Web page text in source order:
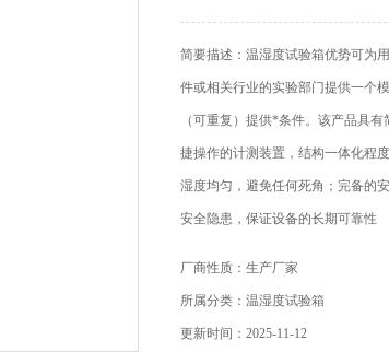
简要描述：温湿度试验箱优势可为
件或相关行业的实验部门提供一个
（可重复）提供*条件。该产品具
捷操作的计测装置，结构一体化程
湿度均匀，避免任何死角；完备的
安全隐患，保证设备的长期可靠性
厂商性质：生产厂家
所属分类：温湿度试验箱
更新时间：2025-11-12